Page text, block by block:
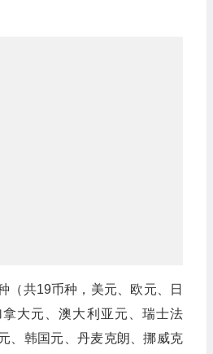
（共19币种，美元、欧元、日
大元、澳大利亚元、瑞士法
、韩国元、丹麦克朗、挪威克